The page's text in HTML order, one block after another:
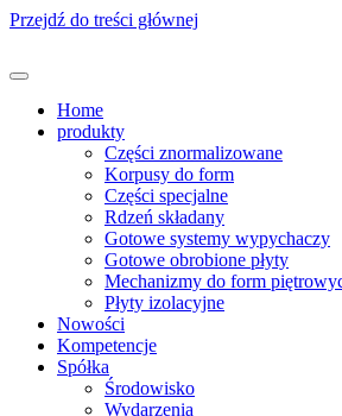
Przejdź do treści głównej
Home
produkty
Części znormalizowane
Korpusy do form
Części specjalne
Rdzeń składany
Gotowe systemy wypychaczy
Gotowe obrobione płyty
Mechanizmy do form
Płyty izolacyjne
Nowości
Kompetencje
Spółka
Środowisko
Wydarzenia